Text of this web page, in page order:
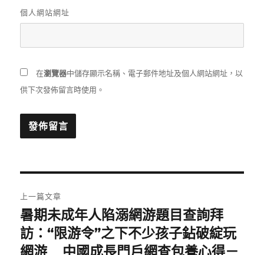
個人網站網址
在瀏覽器中儲存顯示名稱、電子郵件地址及個人網站網址，以
供下次發佈留言時使用。
章
導
上一篇文章
上
一
篇
暑期未成年人陷溺網游題目查詢拜
訪：“限游令”之下不少孩子鉆破綻玩
網游 _ 中國成長門戶網查包養心得－